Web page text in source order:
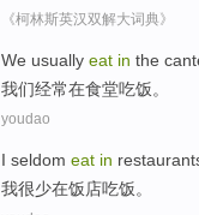
《柯林斯英汉双解大词典》
We usually eat in the
我们经常在食堂吃饭。
youdao
I seldom eat in
我很少在饭店吃饭。